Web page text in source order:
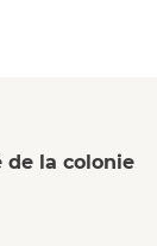
de la colonie